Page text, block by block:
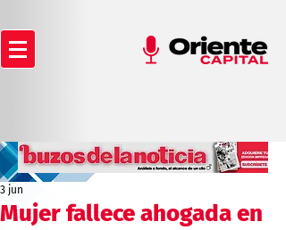
Mujer fallece ahogada en
3 jun